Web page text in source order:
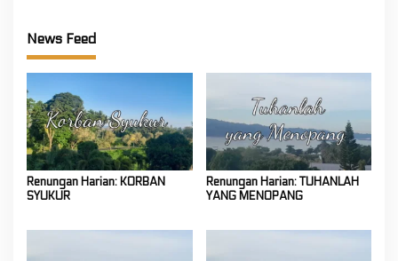
News Feed
Renungan Harian: KORBAN
SYUKUR
Renungan Harian: TUHANLAH
YANG MENOPANG